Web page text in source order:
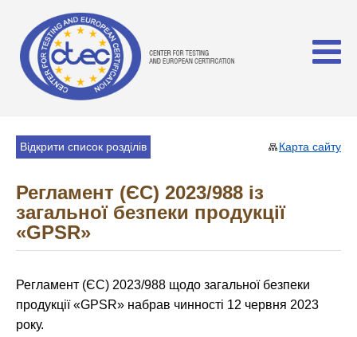
Карта сайту
Відкрити список розділів
Регламент (ЄС) 2023/988 із
загальної безпеки продукції
«GPSR»
Регламент (ЄС) 2023/988 щодо загальної безпеки
продукції «GPSR» набрав чинності 12 червня 2023
року.